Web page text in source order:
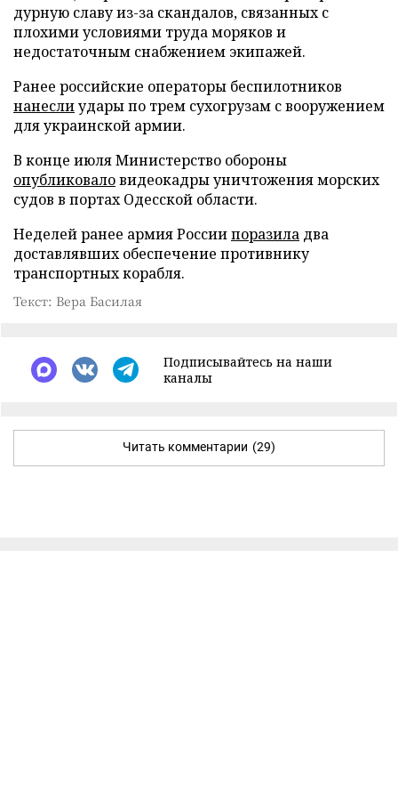
дурную славу из-за скандалов, связанных с
плохими условиями труда моряков и
недостаточным снабжением экипажей.
Ранее российские операторы беспилотников
нанеслиудары по трем сухогрузам с вооружением
для украинской армии.
В конце июля Министерство обороны
опубликоваловидеокадры уничтожения морских
судов в портах Одесской области.
Неделей ранее армия Россиипоразила два
доставлявших обеспечение противнику
транспортных корабля.
Текст: Вера Басилая
Подписывайтесь на наши
каналы
Читать комментарии (29)